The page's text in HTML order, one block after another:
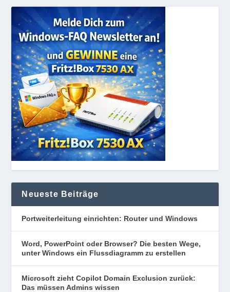
Neueste Beiträge
Portweiterleitung einrichten: Router und Windows
Word, PowerPoint oder Browser? Die besten Wege,
unter Windows ein Flussdiagramm zu erstellen
Microsoft zieht Copilot Domain Exclusion zurück:
Das müssen Admins wissen